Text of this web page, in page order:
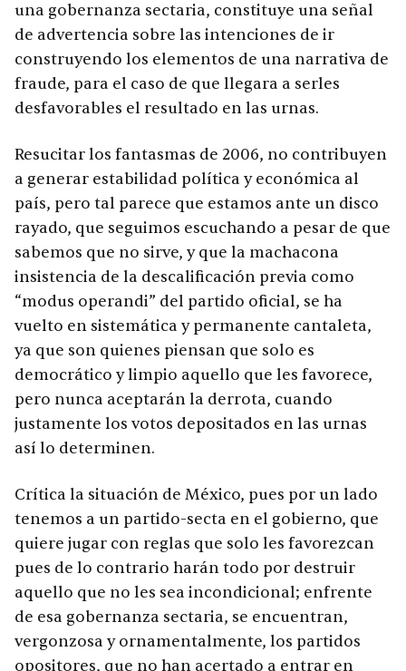
una gobernanza sectaria, constituye una señal
de advertencia sobre las intenciones de ir
construyendo los elementos de una narrativa de
fraude, para el caso de que llegara a serles
desfavorables el resultado en las urnas.
Resucitar los fantasmas de 2006, no contribuyen
a generar estabilidad política y económica al
país, pero tal parece que estamos ante un disco
rayado, que seguimos escuchando a pesar de que
sabemos que no sirve, y que la machacona
insistencia de la descalificación previa como
“modus operandi” del partido oficial, se ha
vuelto en sistemática y permanente cantaleta,
ya que son quienes piensan que solo es
democrático y limpio aquello que les favorece,
pero nunca aceptarán la derrota, cuando
justamente los votos depositados en las urnas
así lo determinen.
Crítica la situación de México, pues por un lado
tenemos a un partido-secta en el gobierno, que
quiere jugar con reglas que solo les favorezcan
pues de lo contrario harán todo por destruir
aquello que no les sea incondicional; enfrente
de esa gobernanza sectaria, se encuentran,
vergonzosa y ornamentalmente, los partidos
opositores, que no han acertado a entrar en